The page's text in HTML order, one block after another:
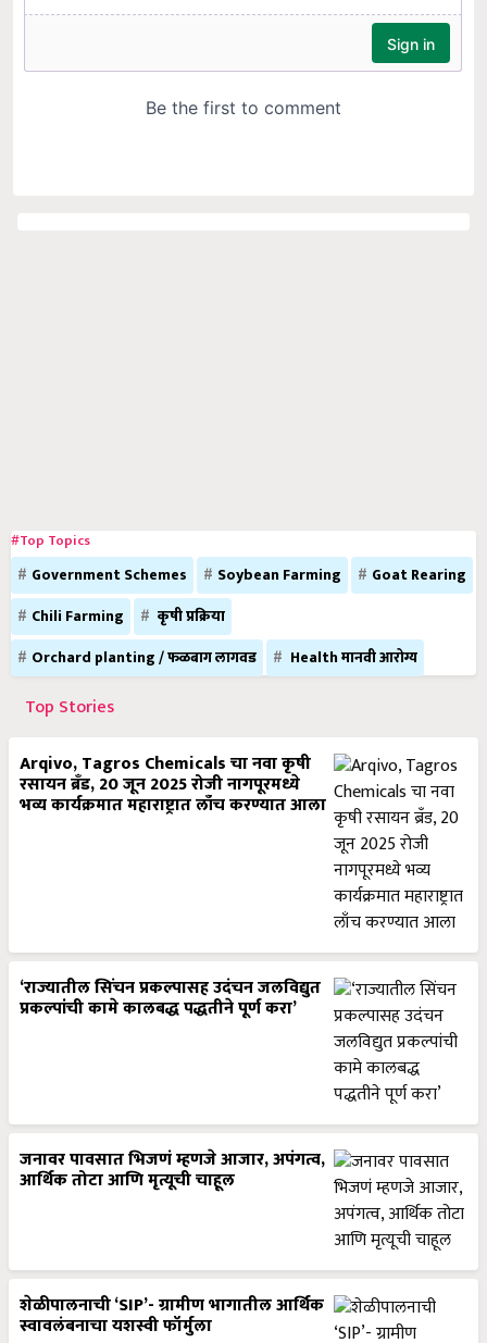
#Top Topics
Government Schemes Soybean Farming
Goat Rearing
Chili Farming
कृषी प्रक्रिया
Orchard planting / फळबाग लागवड
Health मानवी आरोग्य
Top Stories
Arqivo, Tagros Chemicals चा नवा कृषी
रसायन ब्रँड, 20 जून 2025 रोजी नागपूरमध्ये
भव्य कार्यक्रमात महाराष्ट्रात लाँच करण्यात आला
‘राज्यातील सिंचन प्रकल्पासह उदंचन जलविद्युत
प्रकल्पांची कामे कालबद्ध पद्धतीने पूर्ण करा’
जनावर पावसात भिजणं म्हणजे आजार, अपंगत्व,
आर्थिक तोटा आणि मृत्यूची चाहूल
शेळीपालनाची ‘SIP’- ग्रामीण भागातील आर्थिक
स्वावलंबनाचा यशस्वी फॉर्मुला